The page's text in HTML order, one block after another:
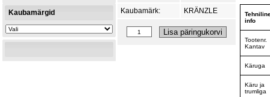
Kaubamärgid
Kaubamärk:
KRÄNZLE
info
Tootenr.
Kantav
Käruga
Käru ja
trumliga